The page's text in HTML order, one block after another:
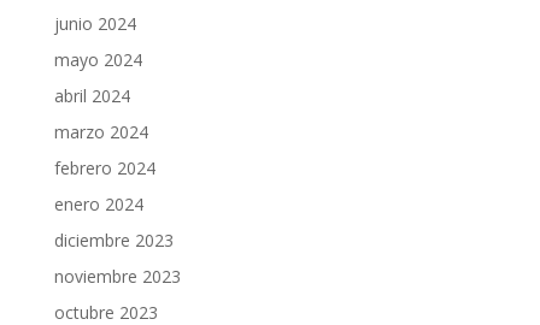
junio 2024
mayo 2024
abril 2024
marzo 2024
febrero 2024
enero 2024
diciembre 2023
noviembre 2023
octubre 2023